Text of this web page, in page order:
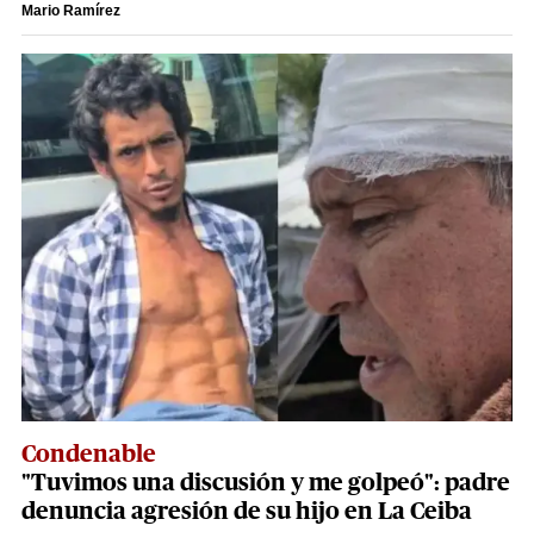
Mario Ramírez
Condenable
"Tuvimos una discusión y me golpeó": padre
denuncia agresión de su hijo en La Ceiba